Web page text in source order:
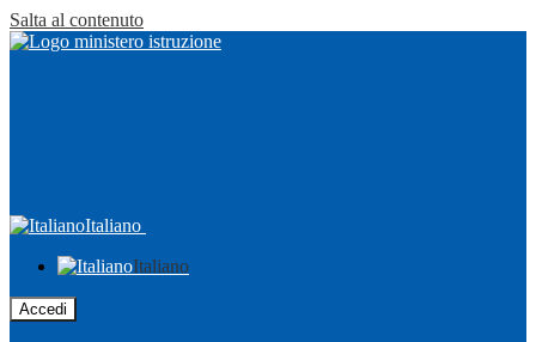
Salta al contenuto
Italiano
Italiano
Accedi